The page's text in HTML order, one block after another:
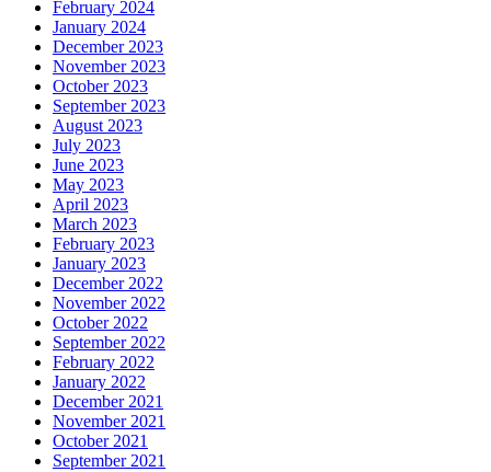
February 2024
January 2024
December 2023
November 2023
October 2023
September 2023
August 2023
July 2023
June 2023
May 2023
April 2023
March 2023
February 2023
January 2023
December 2022
November 2022
October 2022
September 2022
February 2022
January 2022
December 2021
November 2021
October 2021
September 2021